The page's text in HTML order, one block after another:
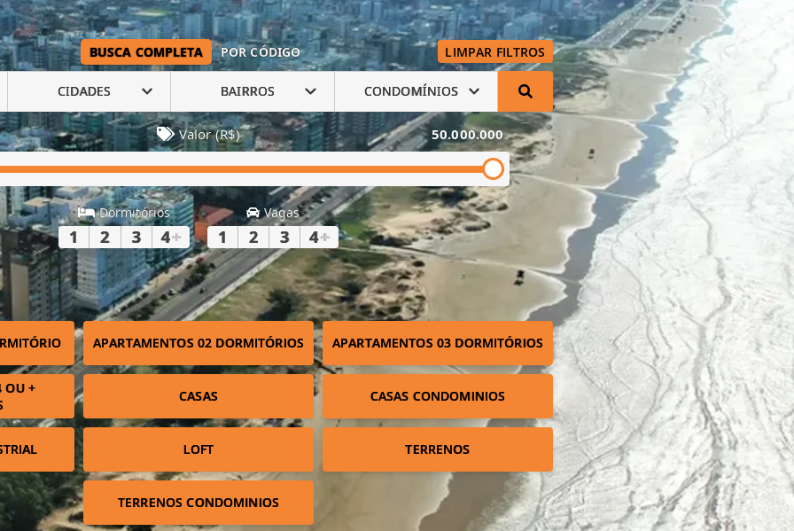
BUSCA COMPLETA POR CÓDIGO LIMPAR FILTROS
CIDADES BAIRROS CONDOMÍNIOS
Valor (R$) 50.000.000
Dormitórios
1 2 3 4+
Vagas
1 2 3 4+
APARTAMENTOS 02 DORMITÓRIOS APARTAMENTOS 03 DORMITÓRIOS
OU +
CASAS CASAS CONDOMINIOS
LOFT TERRENOS
TERRENOS CONDOMINIOS